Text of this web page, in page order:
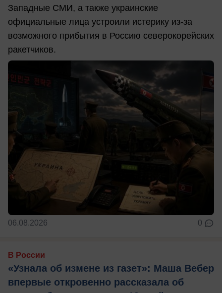
Западные СМИ, а также украинские
официальные лица устроили истерику из-за
возможного прибытия в Россию северокорейских
ракетчиков.
06.08.2026 0
В России
«Узнала об измене из газет»: Маша Вебер
впервые откровенно рассказала об